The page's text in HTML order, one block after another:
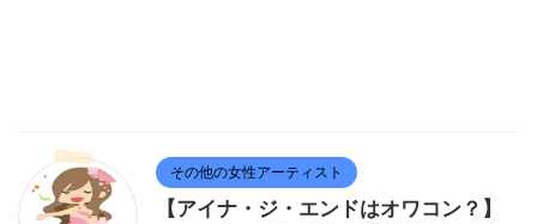
その他の女性アーティスト
【アイナ・ジ・エンドはオワコン？】